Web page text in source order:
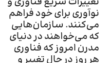
نوآوری برای خود فراهم
می‌کنند. سازمان­‌هایی
که می‌‌‌خواهند در دنیای
مدرن امروز که فناوری
هر روز در حال تغییر و